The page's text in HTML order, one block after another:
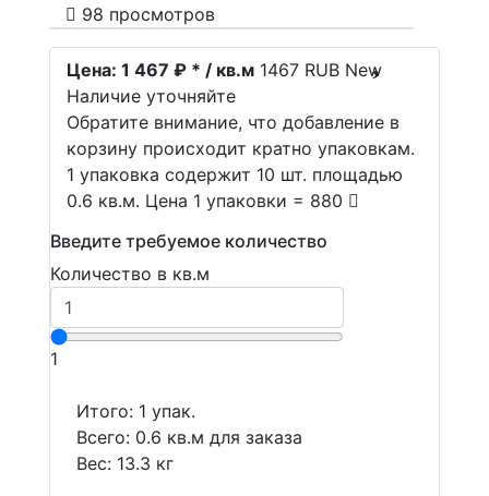
98 просмотров
Цена: 1 467 ₽ * / кв.м 1467 RUB New
Наличие уточняйте
Обратите внимание, что добавление в
корзину происходит кратно упаковкам.
1 упаковка содержит 10 шт. площадью
0.6 кв.м. Цена 1 упаковки = 880
Введите требуемое количество
Количество в кв.м
1
Итого: 1 упак.
Всего: 0.6 кв.м для заказа
Вес: 13.3 кг